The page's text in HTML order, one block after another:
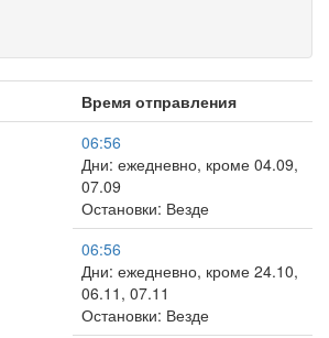
Время отправления
06:56
Дни: ежедневно, кроме 04.09,
07.09
Остановки: Везде
06:56
Дни: ежедневно, кроме 24.10,
06.11, 07.11
Остановки: Везде